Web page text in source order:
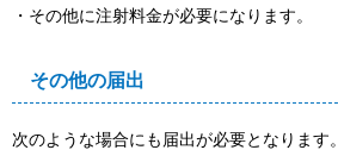
・その他に注射料金が必要になります。
その他の届出
次のような場合にも届出が必要となります。